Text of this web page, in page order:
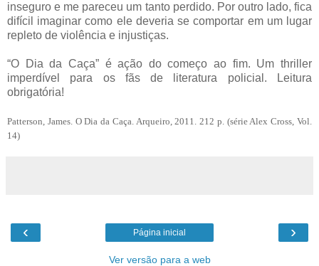
inseguro e me pareceu um tanto perdido. Por outro lado, fica
difícil imaginar como ele deveria se comportar em um lugar
repleto de violência e injustiças.
“O Dia da Caça” é ação do começo ao fim. Um thriller
imperdível para os fãs de literatura policial. Leitura
obrigatória!
Patterson, James. O Dia da Caça. Arqueiro, 2011. 212 p. (série Alex Cross, Vol.
14)
‹ ›
Página inicial
Ver versão para a web